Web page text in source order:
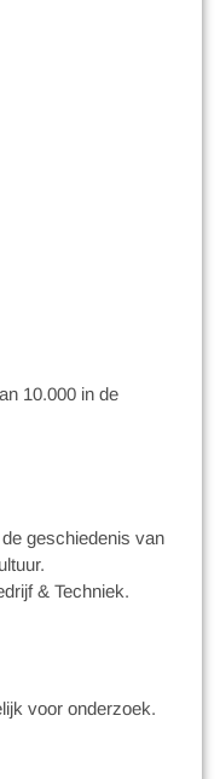
10.000 in de
geschiedenis van
& Techniek.
voor onderzoek.